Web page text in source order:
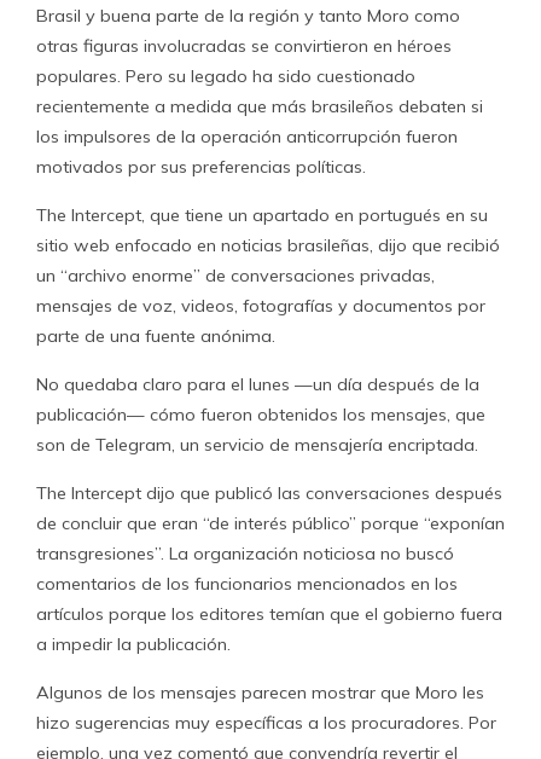
Brasil y buena parte de la región y tanto Moro como
otras figuras involucradas se convirtieron en héroes
populares. Pero su legado ha sido cuestionado
recientemente a medida que más brasileños debaten si
los impulsores de la operación anticorrupción fueron
motivados por sus preferencias políticas.
The Intercept, que tiene un apartado en portugués en su
sitio web enfocado en noticias brasileñas, dijo que recibió
un “archivo enorme” de conversaciones privadas,
mensajes de voz, videos, fotografías y documentos por
parte de una fuente anónima.
No quedaba claro para el lunes —un día después de la
publicación— cómo fueron obtenidos los mensajes, que
son de Telegram, un servicio de mensajería encriptada.
The Intercept dijo que publicó las conversaciones después
de concluir que eran “de interés público” porque “exponían
transgresiones”. La organización noticiosa no buscó
comentarios de los funcionarios mencionados en los
artículos porque los editores temían que el gobierno fuera
a impedir la publicación.
Algunos de los mensajes parecen mostrar que Moro les
hizo sugerencias muy específicas a los procuradores. Por
ejemplo, una vez comentó que convendría revertir el